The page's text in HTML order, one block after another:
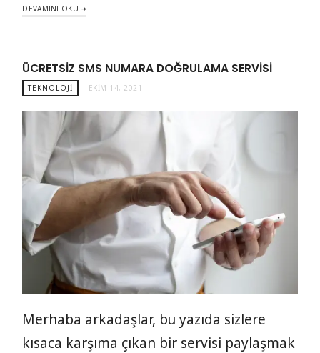
DEVAMINI OKU
ÜCRETSIZ SMS NUMARA DOĞRULAMA SERVISI
TEKNOLOJI EKIM 14, 2021
Merhaba arkadaşlar, bu yazıda sizlere
kısaca karşıma çıkan bir servisi paylaşmak